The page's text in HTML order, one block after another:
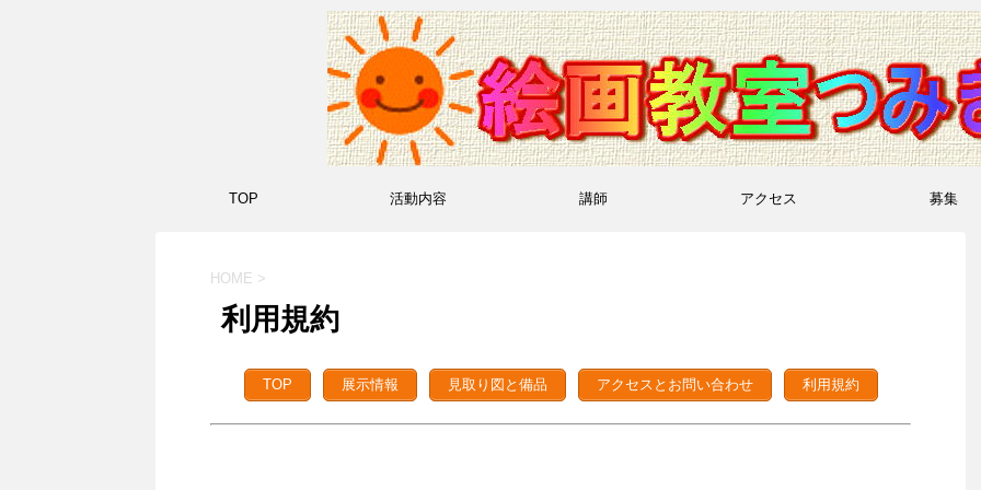
TOP 活動内容 講師 アクセス 募集
HOME >
利用規約
TOP 展示情報 見取り図と備品 アクセスとお問い合わせ 利用規約